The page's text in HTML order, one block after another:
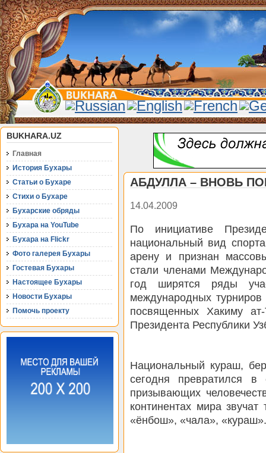
BUKHARA.UZ
Главная
История Бухары
Статьи о Бухаре
Стихи о Бухаре
Бухарские обряды
Бухара на YouTube
Бухара на Flickr
Фото галерея Бухары
Гостевая Бухары
Настоящее Бухары
Новости Бухары
Помочь проекту
АБДУЛЛА – ВНОВЬ
14.04.2009
По инициативе
национальный вид
арену и признан
стали членами
год ширятся ряды
международных
посвященных Хакиму
Президента Республики
Национальный кураш,
сегодня превратился
призывающих
континентах мира
«ёнбош», «чала»,